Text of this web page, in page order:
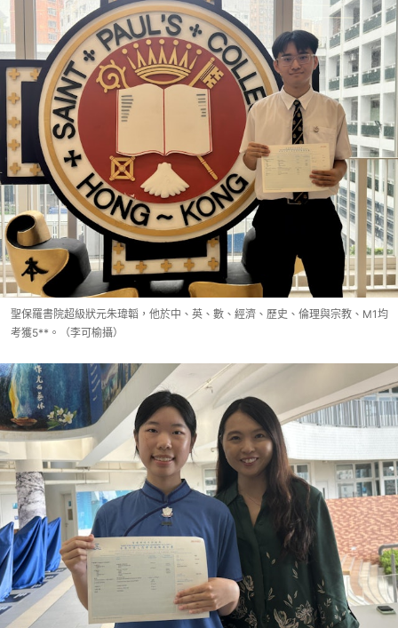
聖保羅書院超級狀元朱瑋韜，他於中、英、數、經濟、歷史、倫理與宗教、M1均
考獲5**。（李可榆攝）